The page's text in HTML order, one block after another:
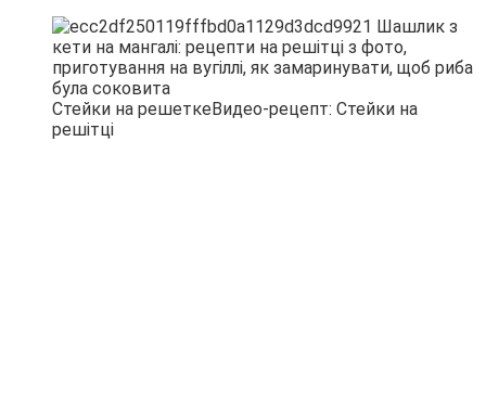
Стейки на решеткеВидео-рецепт: Стейки на
решітці